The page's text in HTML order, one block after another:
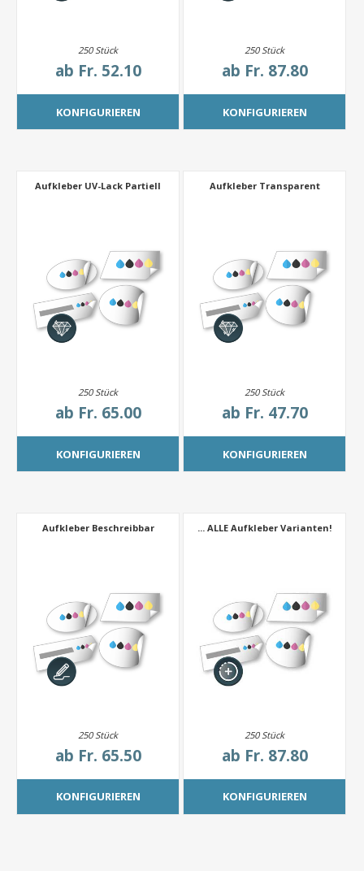
250 Stück
ab Fr. 52.10
KONFIGURIEREN
250 Stück
ab Fr. 87.80
KONFIGURIEREN
Aufkleber UV-Lack Partiell
250 Stück
ab Fr. 65.00
KONFIGURIEREN
Aufkleber Transparent
250 Stück
ab Fr. 47.70
KONFIGURIEREN
Aufkleber Beschreibbar
250 Stück
ab Fr. 65.50
KONFIGURIEREN
... ALLE Aufkleber Varianten!
250 Stück
ab Fr. 87.80
KONFIGURIEREN